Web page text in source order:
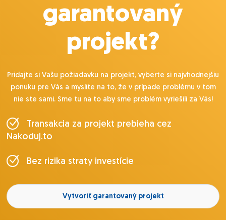
garantovaný
projekt?
Pridajte si Vašu požiadavku na projekt, vyberte si najvhodnejšiu
ponuku pre Vás a myslite na to, že v prípade problému v tom
nie ste sami. Sme tu na to aby sme problém vyriešili za Vás!
Transakcia za projekt prebieha cez
Nakoduj.to
Bez rizika straty investície
Vytvoriť garantovaný projekt